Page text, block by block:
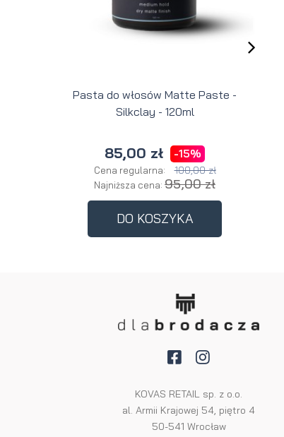
Pasta do włosów Matte Paste -
Silkclay - 120ml
85,00 zł -15%
Cena regularna: 100,00 zł
Najniższa cena: 95,00 zł
DO KOSZYKA
KOVAS RETAIL sp. z o.o.
al. Armii Krajowej 54, piętro 4
50-541 Wrocław